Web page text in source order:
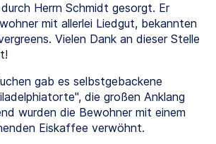
Herrn Schmidt gesorgt. Er
mit allerlei Liedgut, bekannten
Vielen Dank an dieser Stelle
gab es selbstgebackene
die großen Anklang
wurden die Bewohner mit einem
Eiskaffee verwöhnt.